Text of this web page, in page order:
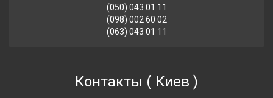
(050) 043 01 11
(098) 002 60 02
(063) 043 01 11
Контакты ( Киев )